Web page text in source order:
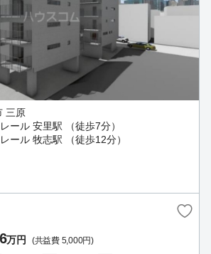
三原
ール 安里駅 （徒歩7分）
ール 牧志駅 （徒歩12分）
万円 (共益費 5,000円)